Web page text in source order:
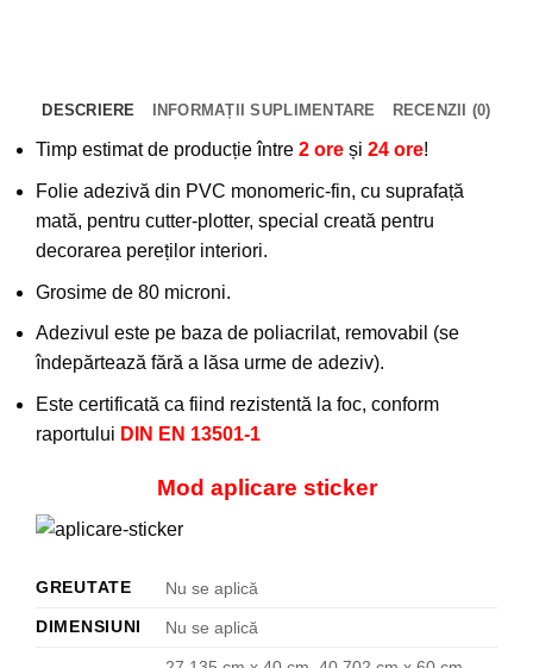
DESCRIERE INFORMAȚII SUPLIMENTARE RECENZII (0)
Timp estimat de producție între 2 ore și 24 ore!
Folie adezivă din PVC monomeric-fin, cu suprafață
mată, pentru cutter-plotter, special creată pentru
decorarea pereților interiori.
Grosime de 80 microni.
Adezivul este pe baza de poliacrilat, removabil (se
îndepărtează fără a lăsa urme de adeziv).
Este certificată ca fiind rezistentă la foc, conform
raportului DIN EN 13501-1
Mod aplicare sticker
GREUTATE
Nu se aplică
DIMENSIUNI
Nu se aplică